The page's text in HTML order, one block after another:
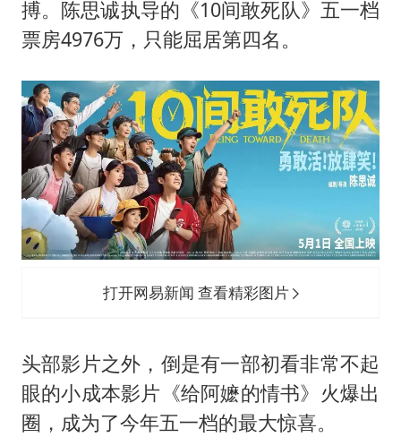
搏。陈思诚执导的《10间敢死队》五一档
票房4976万，只能屈居第四名。
打开网易新闻 查看精彩图片
头部影片之外，倒是有一部初看非常不起
眼的小成本影片《给阿嬷的情书》火爆出
圈，成为了今年五一档的最大惊喜。